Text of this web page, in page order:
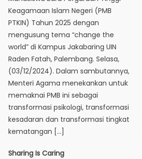
Keagamaan Islam Negeri (PMB
PTKIN) Tahun 2025 dengan
mengusung tema “change the
world” di Kampus Jakabaring UIN
Raden Fatah, Palembang. Selasa,
(03/12/2024). Dalam sambutannya,
Menteri Agama menekankan untuk
memaknai PMB ini sebagai
transformasi psikologi, transformasi
kesadaran dan transformasi tingkat
kematangan […]
Sharing Is Caring